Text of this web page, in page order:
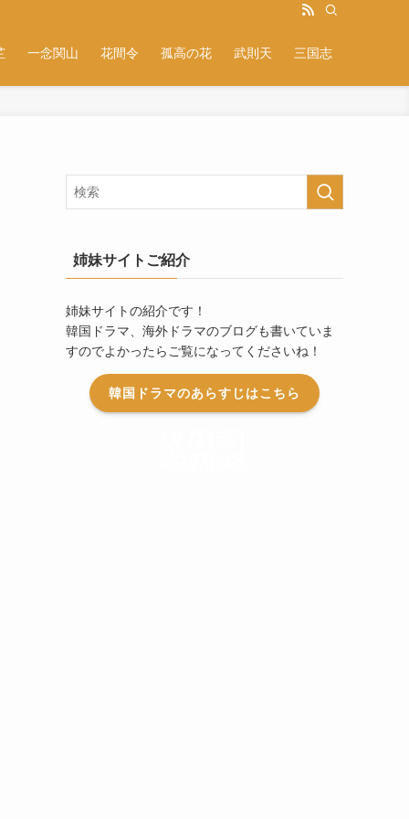
一念関山 花間令 孤高の花 武則天 三国志
姉妹サイトご紹介
姉妹サイトの紹介です！
韓国ドラマ、海外ドラマのブログも書いていま
すのでよかったらご覧になってくださいね！
韓国ドラマのあらすじはこちら